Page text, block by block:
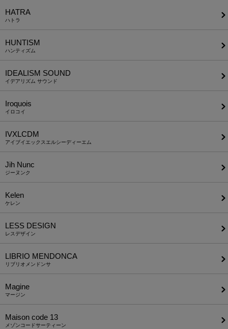
HATRA
ハトラ
HUNTISM
ハンティズム
IDEALISM SOUND
イデアリズム サウンド
Iroquois
イロコイ
IVXLCDM
アイブイエックスエルシーディーエム
Jih Nunc
ジーヌンク
Kelen
ケレン
LESS DESIGN
レスデザイン
LIBRIO MENDONCA
リブリオメンドンサ
Magine
マージン
Maison code 13
メゾンコードサーティーン